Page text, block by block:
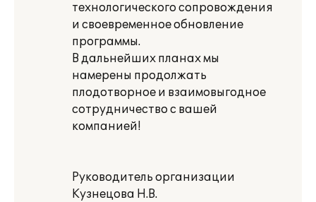
технологического сопровождения
и своевременное обновление
программы.
В дальнейших планах мы
намерены продолжать
плодотворное и взаимовыгодное
сотрудничество с вашей
компанией!
Руководитель организации
Кузнецова Н.В.